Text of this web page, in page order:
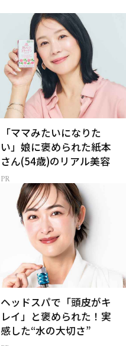
「ママみたいになりた
い」娘に褒められた紙本
さん(54歳)のリアル美容
ヘッドスパで「頭皮がキ
レイ」と褒められた！実
感した“水の大切さ”